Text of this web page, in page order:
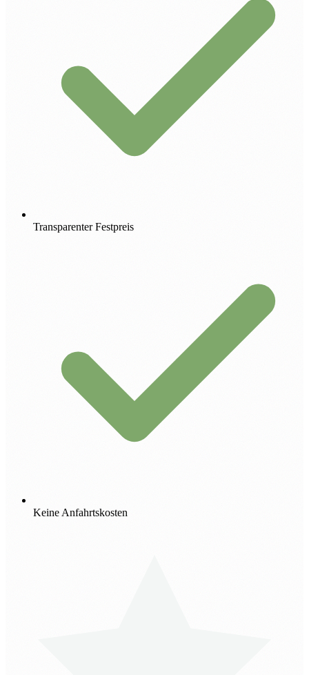
Transparenter Festpreis
Keine Anfahrtskosten